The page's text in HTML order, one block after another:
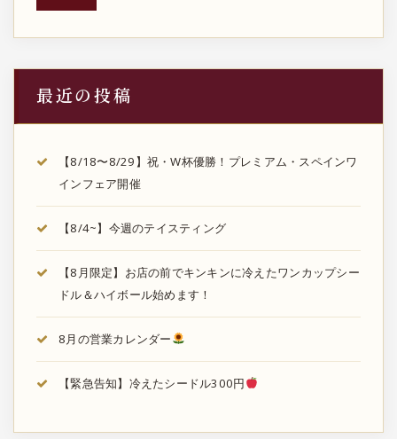
送
り
最近の投稿
【8/18〜8/29】祝・W杯優勝！プレミアム・スペインワ
インフェア開催
【8/4~】今週のテイスティング
【8月限定】お店の前でキンキンに冷えたワンカップシー
ドル＆ハイボール始めます！
8月の営業カレンダー
【緊急告知】冷えたシードル300円